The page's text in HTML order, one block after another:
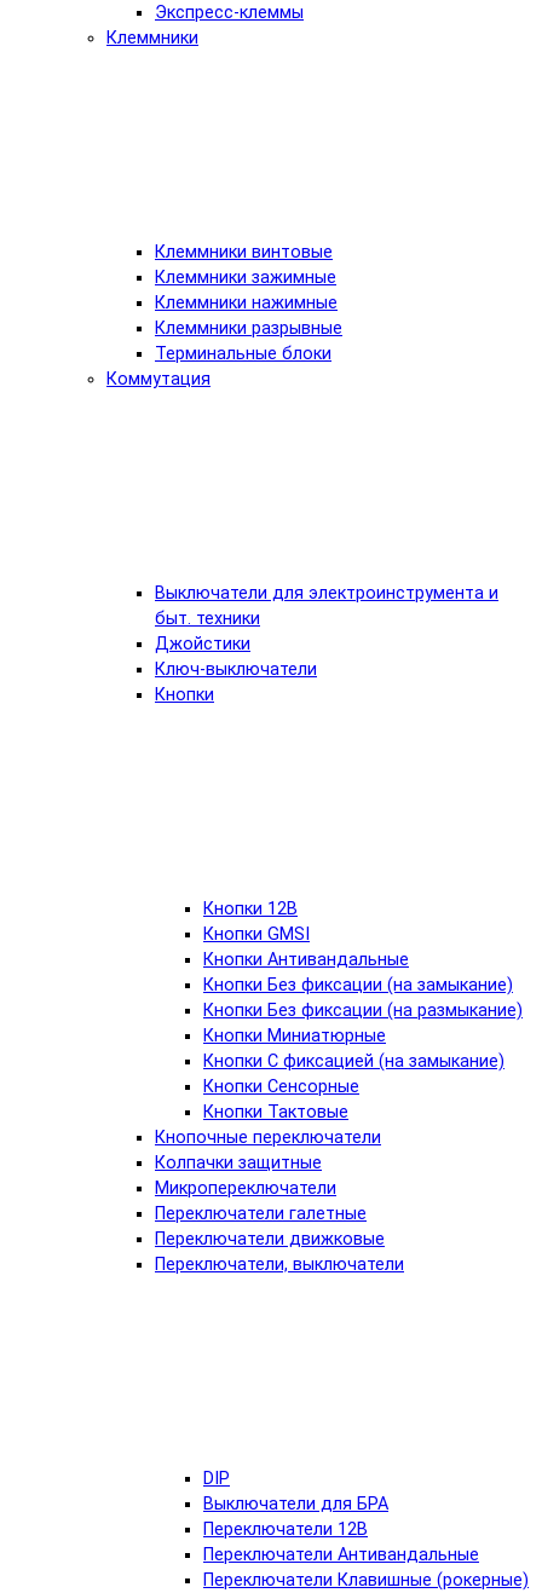
Экспресс-клеммы
Клеммники
Клеммники винтовые
Клеммники зажимные
Клеммники нажимные
Клеммники разрывные
Терминальные блоки
Коммутация
Выключатели для электроинструмента и
быт. техники
Джойстики
Ключ-выключатели
Кнопки
Кнопки 12В
Кнопки GMSI
Кнопки Антивандальные
Кнопки Без фиксации (на замыкание)
Кнопки Без фиксации (на размыкание)
Кнопки Миниатюрные
Кнопки С фиксацией (на замыкание)
Кнопки Сенсорные
Кнопки Тактовые
Кнопочные переключатели
Колпачки защитные
Микропереключатели
Переключатели галетные
Переключатели движковые
Переключатели, выключатели
DIP
Выключатели для БРА
Переключатели 12В
Переключатели Антивандальные
Переключатели Клавишные (рокерные)